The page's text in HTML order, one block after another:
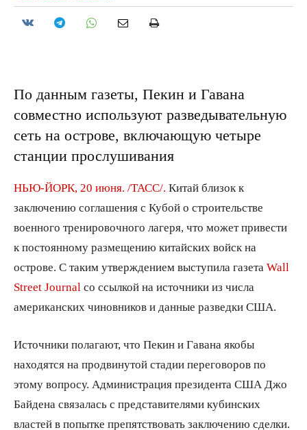
По данным газеты, Пекин и Гавана
совместно используют разведывательную
сеть на острове, включающую четыре
станции прослушивания
НЬЮ-ЙОРК, 20 июня. /ТАСС/. Китай близок к
заключению соглашения с Кубой о строительстве
военного тренировочного лагеря, что может привести
к постоянному размещению китайских войск на
острове. С таким утверждением выступила газета Wall
Street Journal со ссылкой на источники из числа
американских чиновников и данные разведки США.
Источники полагают, что Пекин и Гавана якобы
находятся на продвинутой стадии переговоров по
этому вопросу. Администрация президента США Джо
Байдена связалась с представителями кубинских
властей в попытке препятствовать заключению сделки.